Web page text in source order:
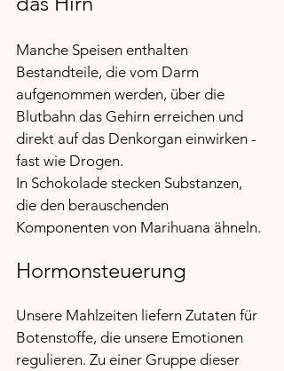
Manche Speisen enthalten
Bestandteile, die vom Darm
aufgenommen werden, über die
Blutbahn das Gehirn erreichen und
direkt auf das Denkorgan einwirken -
fast wie Drogen.
In Schokolade stecken Substanzen,
die den berauschenden
Komponenten von Marihuana ähneln.
Hormonsteuerung
Unsere Mahlzeiten liefern Zutaten für
Botenstoffe, die unsere Emotionen
regulieren. Zu einer Gruppe dieser